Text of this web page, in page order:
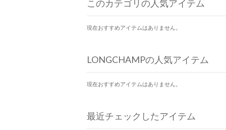
このカテゴリの人気アイテム
現在おすすめアイテムはありません。
LONGCHAMPの人気アイテム
現在おすすめアイテムはありません。
最近チェックしたアイテム